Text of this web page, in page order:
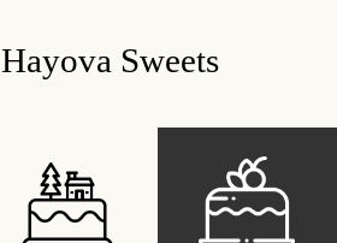
Hayova Sweets